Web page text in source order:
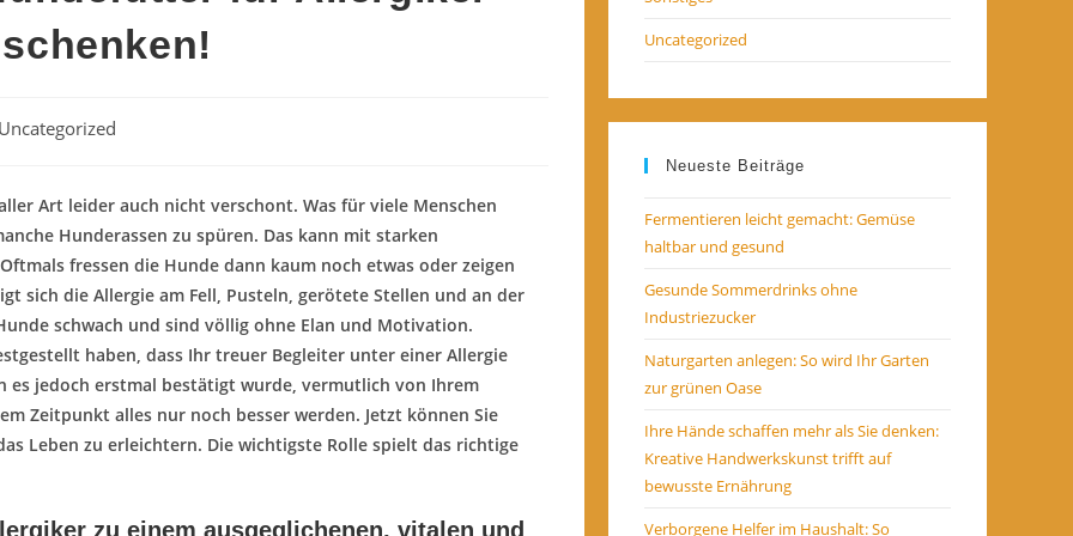
Art leider auch nicht verschont. Was für viele Menschen
Hunderassen zu spüren. Das kann mit starken
fressen die Hunde dann kaum noch etwas oder zeigen
sich die Allergie am Fell, Pusteln, gerötete Stellen und an der
schwach und sind völlig ohne Elan und Motivation.
haben, dass Ihr treuer Begleiter unter einer Allergie
jedoch erstmal bestätigt wurde, vermutlich von Ihrem
Zeitpunkt alles nur noch besser werden. Jetzt können Sie
Leben zu erleichtern. Die wichtigste Rolle spielt das richtige
zu einem ausgeglichenen, vitalen und
Uncategorized
Neueste Beiträge
Fermentieren leicht gemacht: Gemüse
haltbar und gesund
Gesunde Sommerdrinks ohne
Industriezucker
Naturgarten anlegen: So wird Ihr Garten
zur grünen Oase
Ihre Hände schaffen mehr als Sie denken:
Kreative Handwerkskunst trifft auf
bewusste Ernährung
Verborgene Helfer im Haushalt: So